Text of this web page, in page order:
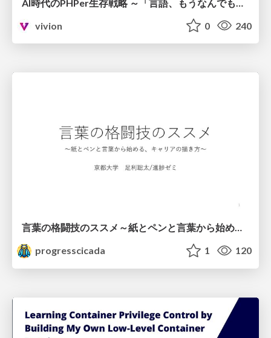
vivion
0 240
言葉の格闘技のススメ～紙とペンと言葉から始める、キャリアの描き方～
progresscicada
1 120